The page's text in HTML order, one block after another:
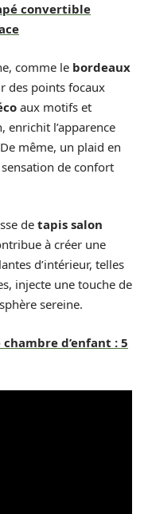
convertible
comme le bordeaux
des points focaux
aux motifs et
enrichit l’apparence
même, un plaid en
de confort
de tapis salon
à créer une
d’intérieur, telles
injecte une touche de
sereine.
d’enfant : 5